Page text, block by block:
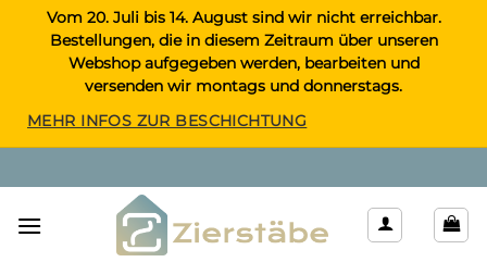
Inhalt
springen
Vom 20. Juli bis 14. August sind wir nicht erreichbar.
Bestellungen, die in diesem Zeitraum über unseren
Webshop aufgegeben werden, bearbeiten und
versenden wir montags und donnerstags.
MEHR INFOS ZUR BESCHICHTUNG